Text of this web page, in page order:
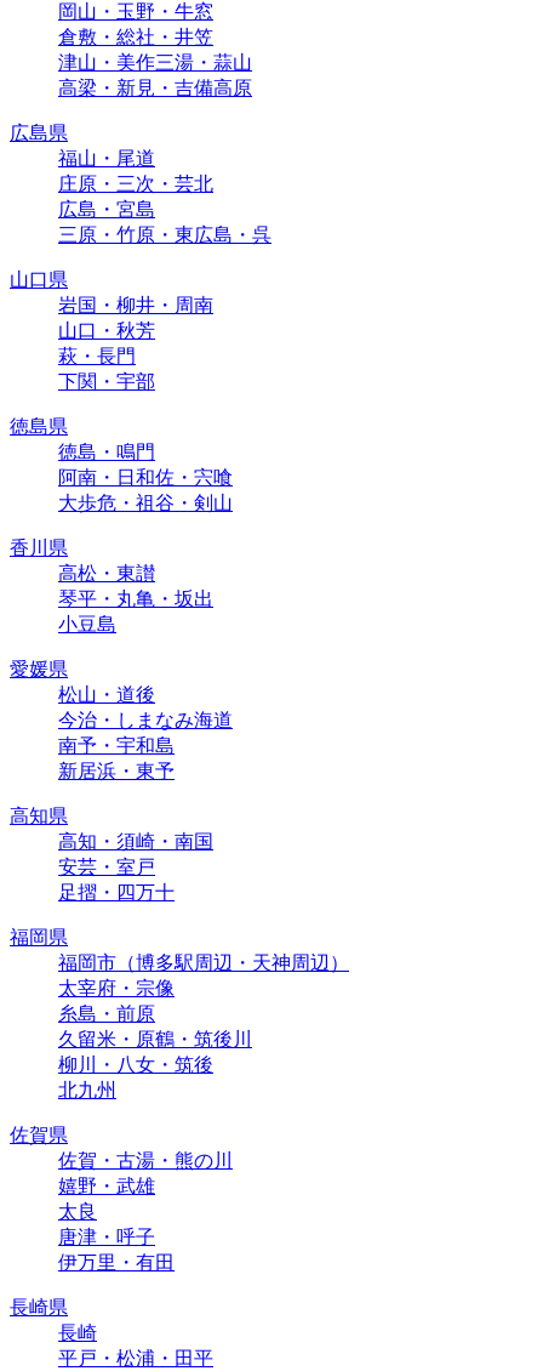
岡山・玉野・牛窓
倉敷・総社・井笠
津山・美作三湯・蒜山
高梁・新見・吉備高原
広島県
福山・尾道
庄原・三次・芸北
広島・宮島
三原・竹原・東広島・呉
山口県
岩国・柳井・周南
山口・秋芳
萩・長門
下関・宇部
徳島県
徳島・鳴門
阿南・日和佐・宍喰
大歩危・祖谷・剣山
香川県
高松・東讃
琴平・丸亀・坂出
小豆島
愛媛県
松山・道後
今治・しまなみ海道
南予・宇和島
新居浜・東予
高知県
高知・須崎・南国
安芸・室戸
足摺・四万十
福岡県
福岡市（博多駅周辺・天神周辺）
太宰府・宗像
糸島・前原
久留米・原鶴・筑後川
柳川・八女・筑後
北九州
佐賀県
佐賀・古湯・熊の川
嬉野・武雄
太良
唐津・呼子
伊万里・有田
長崎県
長崎
平戸・松浦・田平